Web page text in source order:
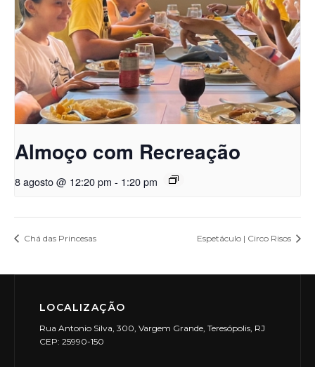
Almoço com Recreação
8 agosto @ 12:20 pm - 1:20 pm
Chá das Princesas Espetáculo | Circo Risos
LOCALIZAÇÃO
Rua Antonio Silva, 300, Vargem Grande, Teresópolis, RJ
CEP: 25990-150